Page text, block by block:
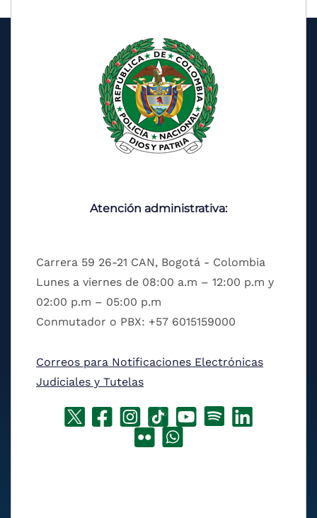
Atención administrativa:
Carrera 59 26-21 CAN, Bogotá - Colombia
Lunes a viernes de 08:00 a.m – 12:00 p.m y
02:00 p.m – 05:00 p.m
Conmutador o PBX: +57 6015159000
Correos para Notificaciones Electrónicas
Judiciales y Tutelas